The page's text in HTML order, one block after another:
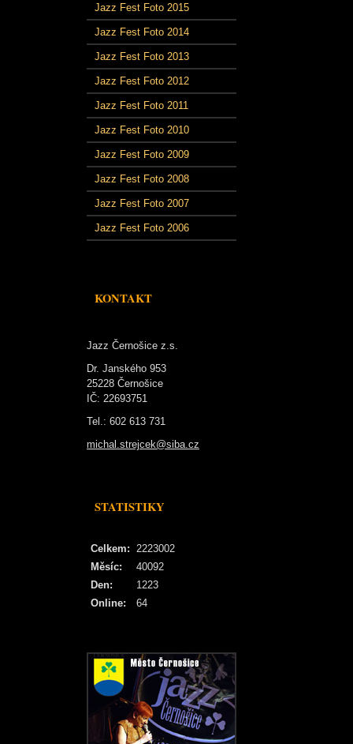
Jazz Fest Foto 2015
Jazz Fest Foto 2014
Jazz Fest Foto 2013
Jazz Fest Foto 2012
Jazz Fest Foto 2011
Jazz Fest Foto 2010
Jazz Fest Foto 2009
Jazz Fest Foto 2008
Jazz Fest Foto 2007
Jazz Fest Foto 2006
KONTAKT
Jazz Černošice z.s.
Dr. Janského 953
25228 Černošice
IČ: 22693751
Tel.: 602 613 731
michal.strejcek@siba.cz
STATISTIKY
Online: 64
Celkem: 2223002
Měsíc:
40092
Den:
1223